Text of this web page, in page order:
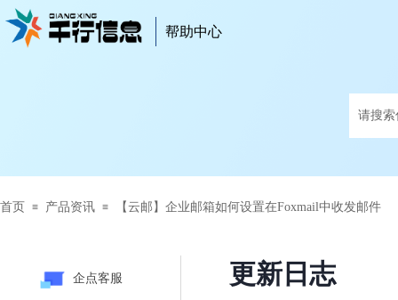
帮助中心
首页 ≡ 产品资讯 ≡ 【云邮】企业邮箱如何设置在Foxmail中收发邮件
企点客服 更新日志